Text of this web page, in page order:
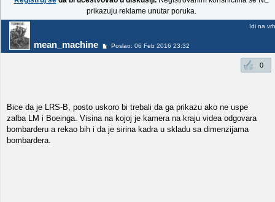
prikazuju reklame unutar poruka.
mean_machine Poslao: 06 Feb 2016 23:32
Idi na vrh
0
Bice da je LRS-B, posto uskoro bi trebali da ga prikazu ako ne uspe
zalba LM i Boeinga. Visina na kojoj je kamera na kraju videa odgovara
bombarderu a rekao bih i da je sirina kadra u skladu sa dimenzijama
bombardera.